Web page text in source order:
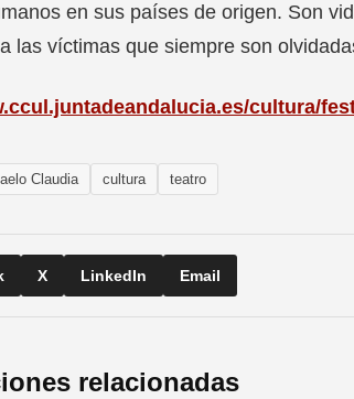
en sus países de origen. Son
las víctimas que siempre son
cultura/
Claudia cultura teatro
X LinkedIn Email
relacionadas